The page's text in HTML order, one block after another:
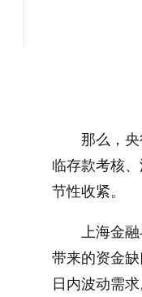
那么，
临存款考核
节性收紧。
上海金
带来的资金
日内波动需求